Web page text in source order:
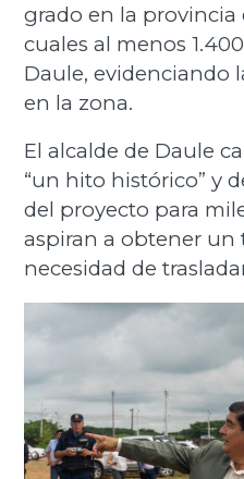
grado en la provincia
cuales al menos
Daule, evidenciando
en la zona.
El alcalde de Daule
“un hito histórico” y
del proyecto para
aspiran a obtener
necesidad de